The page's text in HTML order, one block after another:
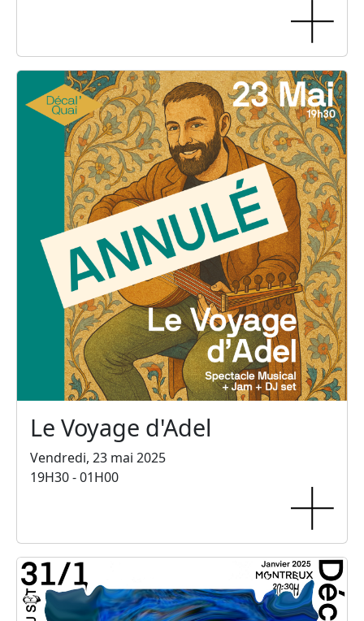
Le Voyage d'Adel
Vendredi, 23 mai 2025
19H30 - 01H00